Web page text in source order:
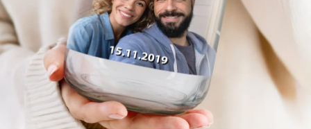
Skapa något unikt med bara några få steg – med hennes
namn, ditt foto eller ett meddelande som verkligen berör
hennes hjärta. Inget krångel, bara med all kärlek för stunden.